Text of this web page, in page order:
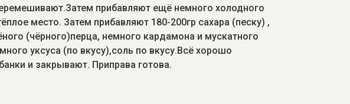
прибавляют ещё немного холодного
место. Затем прибавляют 180-200гр сахара (песку) ,
(чёрного)перца, немного кардамона и мускатного
уксуса (по вкусу),соль по вкусу.Всё хорошо
и закрывают. Приправа готова.